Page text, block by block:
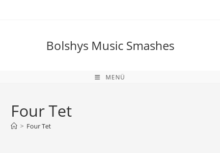
Bolshys Music Smashes
MENÜ
Four Tet
> Four Tet